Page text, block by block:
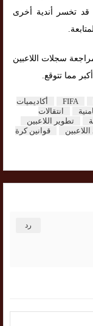
قد تخسر أندية أخرى
سجلات اللاعبين
مما تتوقع.
FIFA
أكاديميات
انتقالات
تطوير اللاعبين
قوانين كرة
رد